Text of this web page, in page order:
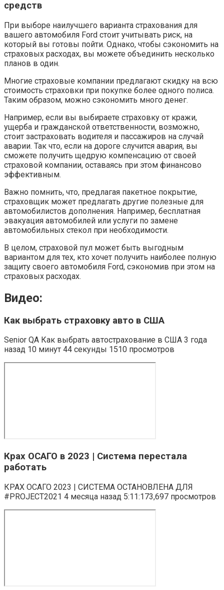
средств
При выборе наилучшего варианта страхования для
вашего автомобиля Ford стоит учитывать риск, на
который вы готовы пойти. Однако, чтобы сэкономить на
страховых расходах, вы можете объединить несколько
планов в один.
Многие страховые компании предлагают скидку на всю
стоимость страховки при покупке более одного полиса.
Таким образом, можно сэкономить много денег.
Например, если вы выбираете страховку от кражи,
ущерба и гражданской ответственности, возможно,
стоит застраховать водителя и пассажиров на случай
аварии. Так что, если на дороге случится авария, вы
сможете получить щедрую компенсацию от своей
страховой компании, оставаясь при этом финансово
эффективным.
Важно помнить, что, предлагая пакетное покрытие,
страховщик может предлагать другие полезные для
автомобилистов дополнения. Например, бесплатная
эвакуация автомобилей или услуги по замене
автомобильных стекол при необходимости.
В целом, страховой пул может быть выгодным
вариантом для тех, кто хочет получить наиболее полную
защиту своего автомобиля Ford, сэкономив при этом на
страховых расходах.
Видео:
Как выбрать страховку авто в США
Senior QA Как выбрать автострахование в США 3 года
назад 10 минут 44 секунды 1510 просмотров
Крах ОСАГО в 2023 | Система перестала
работать
КРАХ ОСАГО 2023 | СИСТЕМА ОСТАНОВЛЕНА ДЛЯ
#PROJECT2021 4 месяца назад 5:11:173,697 просмотров